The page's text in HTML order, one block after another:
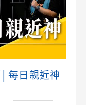
每日親近神